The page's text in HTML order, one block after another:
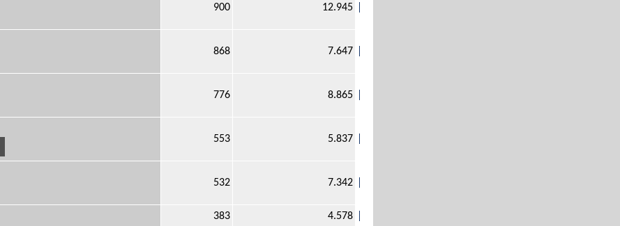
900 12.945
868 7.647
776 8.865
553 5.837
532 7.342
383
4.578